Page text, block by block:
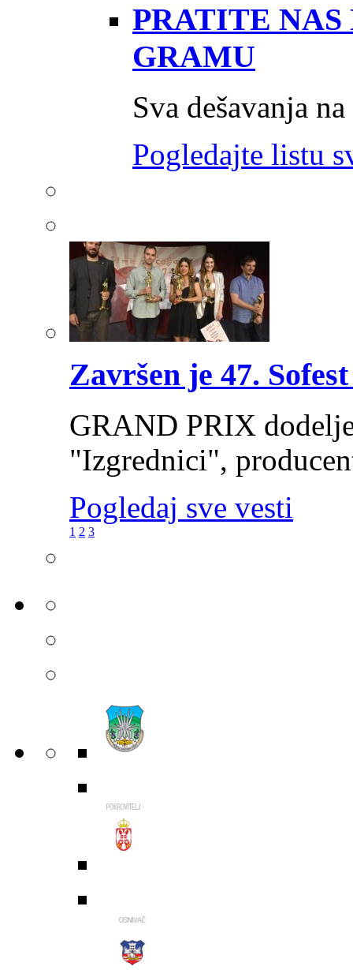
PRATITE NAS
GRAMU
Sva dešavanja
Pogledajte listu
Završen je 47.
GRAND PRIX
"Izgrednici",
Pogledaj sve vesti
1 2 3